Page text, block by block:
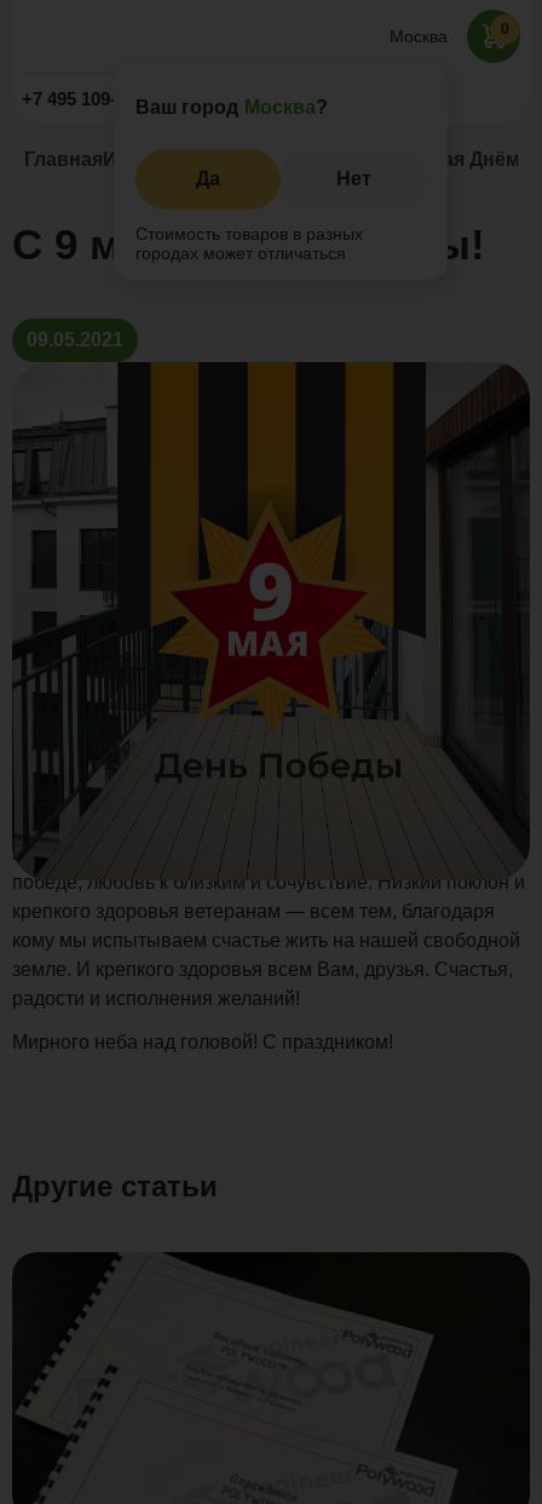
Москва
Ваш город Москва?
Да Нет
Стоимость товаров в разных
городах может отличаться
+7 495 109-52-09 Заказать звонок
0
Главная Информация Новости и акции С 9 мая Днём
С 9 мая Днём Победы!
09.05.2021
С Девятым мая, с Днем Великой Победы! Каждый
сотрудник компании Polywood рад поздравить Вас с этим
важным, трогательным и сердечным праздником — днем
великой радости, днем славы победителей!
Много лет прошло с тех пор, как наши предки сумели
победить в той страшной войне, но мы продолжаем
ценить их мужество и героизм, верность долгу и волю к
победе, любовь к близким и сочувствие. Низкий поклон и
крепкого здоровья ветеранам — всем тем, благодаря
кому мы испытываем счастье жить на нашей свободной
земле. И крепкого здоровья всем Вам, друзья. Счастья,
радости и исполнения желаний!
Мирного неба над головой! С праздником!
Другие статьи